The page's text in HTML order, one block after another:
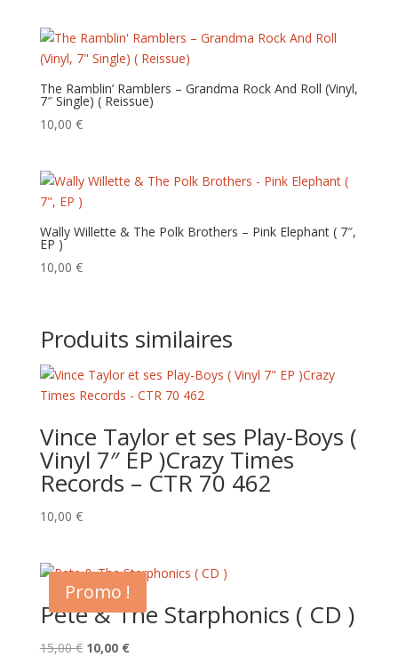
The Ramblin’ Ramblers – Grandma Rock And Roll (Vinyl,
7″ Single) ( Reissue)
10,00 €
Wally Willette & The Polk Brothers – Pink Elephant ( 7″,
EP )
10,00 €
Produits similaires
Vince Taylor et ses Play-Boys (
Vinyl 7″ EP )Crazy Times
Records – CTR 70 462
10,00 €
Promo !
Pete & The Starphonics ( CD )
15,00€ Le
10,00 €Le